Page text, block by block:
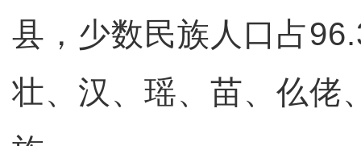
县，少数民族人口占
壮、汉、瑶、苗、仫佬